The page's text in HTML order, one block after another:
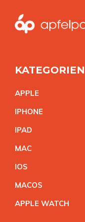
KATEGORIEN
APPLE
IPHONE
IPAD
MAC
IOS
MACOS
APPLE WATCH